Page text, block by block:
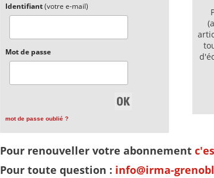
Identifiant(votre e-mail)
Mot de passe
mot de passe oublié ?
Pour renouveller votre abonnement
Pour toute question : info@irma-